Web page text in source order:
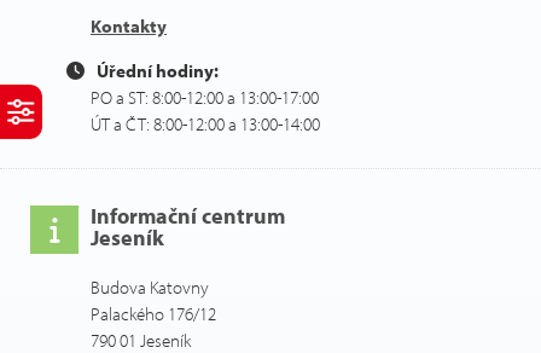
Kontakty
Úřední hodiny:
PO a ST: 8:00-12:00 a 13:00-17:00
ÚT a ČT: 8:00-12:00 a 13:00-14:00
Informační centrum
Jeseník
Budova Katovny
Palackého 176/12
790 01 Jeseník